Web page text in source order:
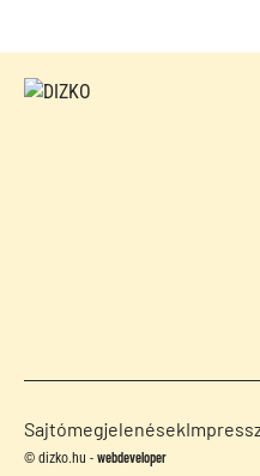
Sajtómegjelenések
© dizko.hu - webdeveloper